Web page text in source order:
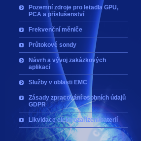
Pozemní zdroje pro letadla GPU,
PCA a příslušenství
Frekvenční měniče
Průtokové sondy
Návrh a vývoj zakázkových
aplikací
Služby v oblasti EMC
Zásady zpracování osobních údajů
GDPR
Likvidace elektrozařízení/baterií